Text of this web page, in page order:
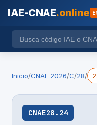
IAE-CNAE.online
Inicio/CNAE 2026/C/28/
CNAE28.24